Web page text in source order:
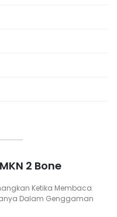
2 Bone
Ketika Membaca
Dalam Genggaman